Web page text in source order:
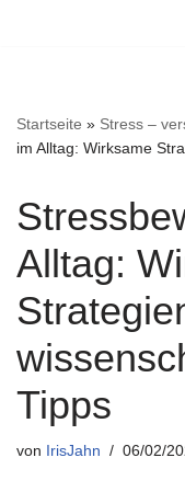
Startseite » Stress –
im Alltag: Wirksame
Alltag:
Tipps
von IrisJahn 06/02/